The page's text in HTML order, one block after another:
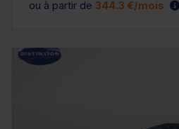
ou à partir de 344.3 €/mois